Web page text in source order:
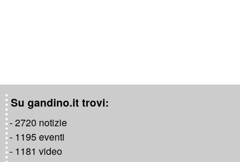
Su gandino.it trovi:
- 2720 notizie
- 1195 eventi
- 1181 video